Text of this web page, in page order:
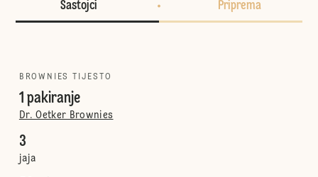
Sastojci Priprema
BROWNIES TIJESTO
1 pakiranje
Dr. Oetker Brownies
3
jaja